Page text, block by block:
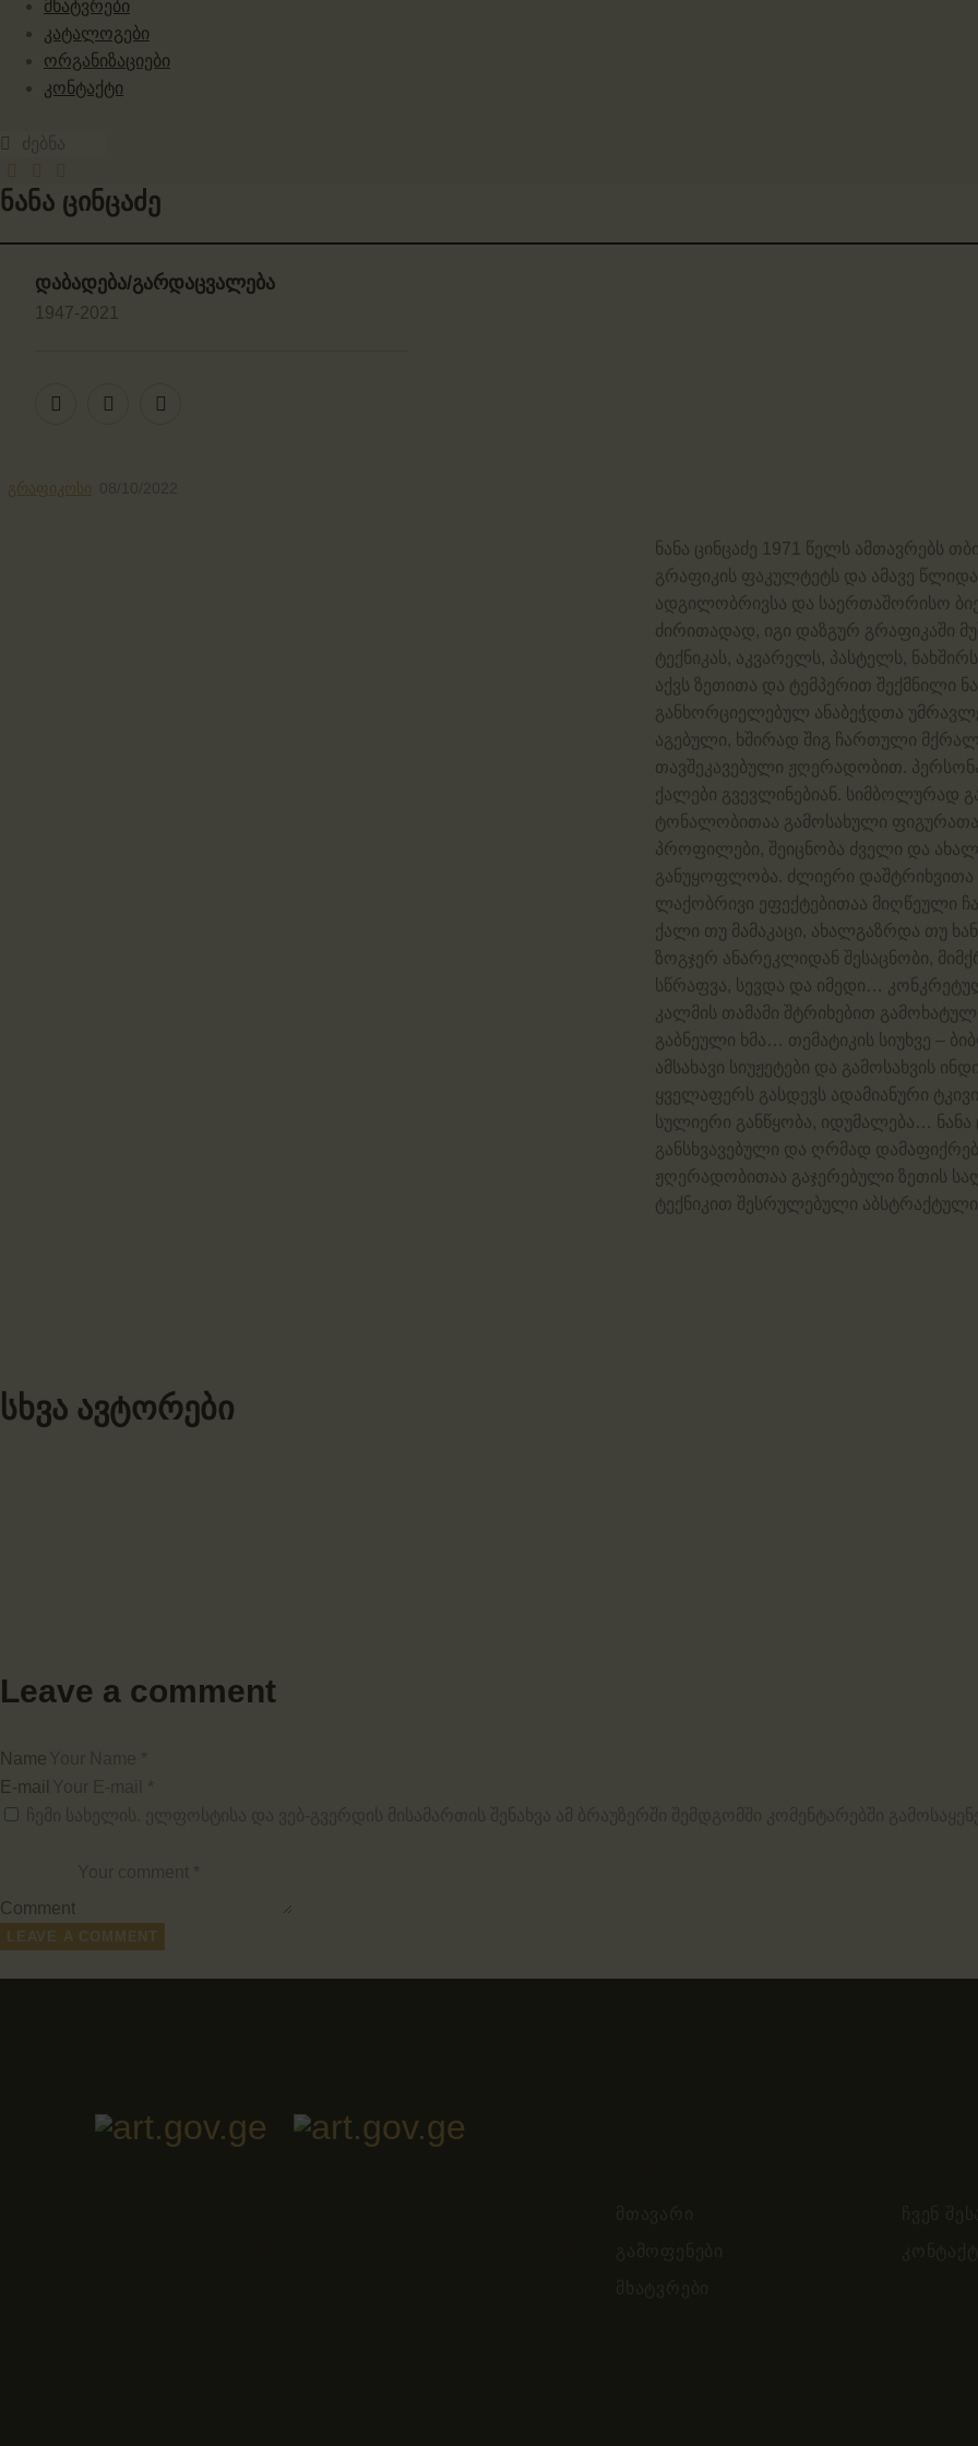
მხატვრები
კატალოგები
ორგანიზაციები
კონტაქტი
ნანა ცინცაძე
დაბადება/გარდაცვალება
1947-2021
გრაფიკოსი
ნანა ცინცაძე 1971 წელს ამთავრებს
გრაფიკის ფაკულტეტს და ამავე
ადგილობრივსა და საერთაშორისო
ძირითადად, იგი დაზგურ გრაფიკაში
ტექნიკას, აკვარელს, პასტელს,
აქვს ზეთითა და ტემპერით შექმნილი
განხორციელებულ ანაბეჭდთა
აგებული, ხშირად შიგ ჩართული
თავშეკავებული ჟღერადობით.
ქალები გვევლინებიან. სიმბოლურად
ტონალობითაა გამოსახული
პროფილები, შეიცნობა ძველი და
განუყოფლობა. ძლიერი
ლაქობრივი ეფექტებითაა მიღწეული
ქალი თუ მამაკაცი, ახალგაზრდა თუ
ზოგჯერ ანარეკლიდან შესაცნობი,
სწრაფვა, სევდა და იმედი…
კალმის თამამი შტრიხებით
გაბნეული ხმა… თემატიკის სიუხვე –
ამსახავი სიუჟეტები და გამოსახვის
ყველაფერს გასდევს ადამიანური
სულიერი განწყობა, იდუმალება… ნანა
განსხვავებული და ღრმად
ჟღერადობითაა გაჯერებული ზეთის
ტექნიკით შესრულებული აბსტრაქტული
სხვა ავტორები
Leave a comment
Name
E-mail
Comment